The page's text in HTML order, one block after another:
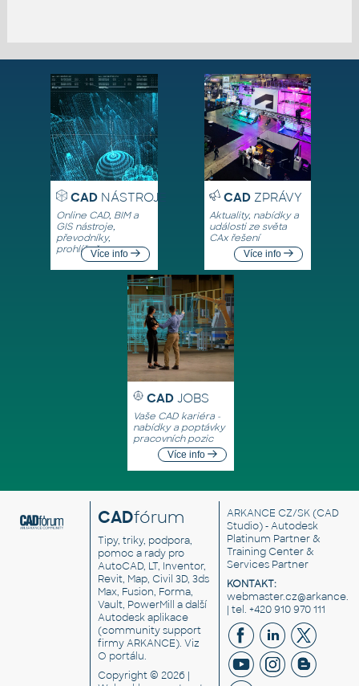
CADNÁSTROJE
Online CAD, BIM a
GIS nástroje,
převodníky,
prohlížečeVíce info
CADZPRÁVY
Aktuality, nabídky a
události ze světa
CAx řešení
Více info
CAD JOBS
Vaše CAD kariéra -
nabídky a poptávky
pracovních pozic
Více info
CADfórum
Tipy, triky, podpora,
pomoc a rady pro
AutoCAD, LT, Inventor,
Revit, Map, Civil 3D, 3ds
Max, Fusion, Forma,
Vault, PowerMill a další
Autodesk aplikace
(community support
firmy ARKANCE). Viz
O portálu.
Copyright © 2026 |
ARKANCE CZ/SK(CAD
Studio) - Autodesk
Platinum Partner &
Training Center &
Services Partner
KONTAKT:
| tel. +420 910 970 111